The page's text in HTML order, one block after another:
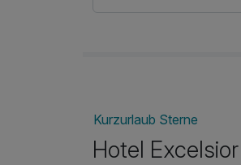
2x Sauerstofftherapie (20
2x Inhalation von
Kurzurlaub Sterne
Hotel Excelsior